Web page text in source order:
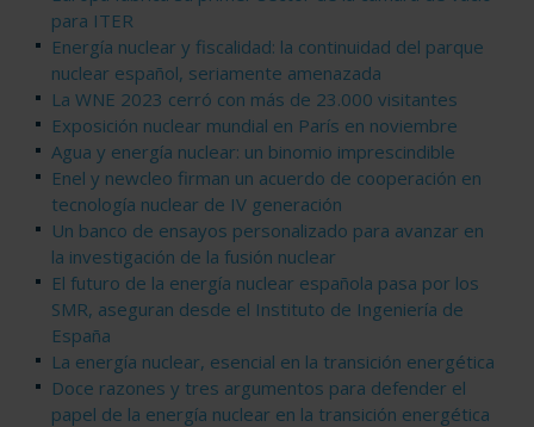
para ITER
Energía nuclear y fiscalidad: la continuidad del parque
nuclear español, seriamente amenazada
La WNE 2023 cerró con más de 23.000 visitantes
Exposición nuclear mundial en París en noviembre
Agua y energía nuclear: un binomio imprescindible
Enel y newcleo firman un acuerdo de cooperación en
tecnología nuclear de IV generación
Un banco de ensayos personalizado para avanzar en
la investigación de la fusión nuclear
El futuro de la energía nuclear española pasa por los
SMR, aseguran desde el Instituto de Ingeniería de
España
La energía nuclear, esencial en la transición energética
Doce razones y tres argumentos para defender el
papel de la energía nuclear en la transición energética